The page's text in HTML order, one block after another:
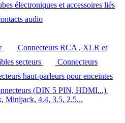
électroniques et accessoires liés
audio
Connecteurs RCA , XLR et
secteurs
Connecteurs
haut-parleurs pour enceintes
(DIN 5 PIN, HDMI...)
Minijack, 4.4, 3.5, 2.5...